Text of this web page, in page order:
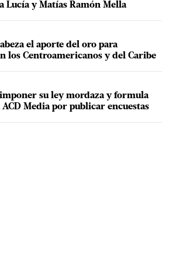
Lucía y Matías Ramón Mella
el aporte del oro para
los Centroamericanos y del Caribe
su ley mordaza y formula
Media por publicar encuestas